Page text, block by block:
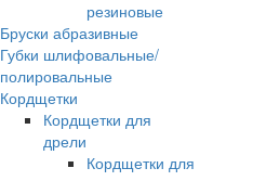
резиновые
Бруски абразивные
Губки шлифовальные/
полировальные
Кордщетки
Кордщетки для
дрели
Кордщетки для